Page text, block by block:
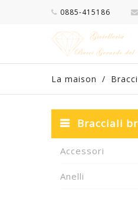
0885-415186
La maison /
Bracciali
Accessori
Anelli